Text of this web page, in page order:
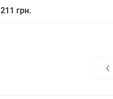
211 грн.
‹